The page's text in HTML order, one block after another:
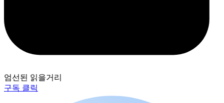
엄선된 읽을거리
구독 클릭